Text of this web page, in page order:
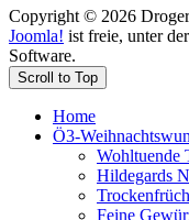
Copyright © 2026
Joomla! ist freie, unter der
Software.
Scroll to Top
Home
Ö3-
Wohltuende
Hildegards
Feine